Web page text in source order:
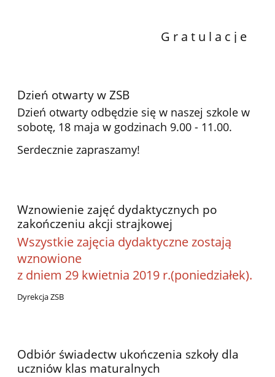
G r a t u l a c j e
Dzień otwarty w ZSB
Dzień otwarty odbędzie się w naszej szkole w
sobotę, 18 maja w godzinach 9.00 - 11.00.
Serdecznie zapraszamy!
Wznowienie zajęć dydaktycznych po
zakończeniu akcji strajkowej
Wszystkie zajęcia dydaktyczne zostają
wznowione
z dniem 29 kwietnia 2019 r.(poniedziałek).
Dyrekcja ZSB
Odbiór świadectw ukończenia szkoły dla
uczniów klas maturalnych